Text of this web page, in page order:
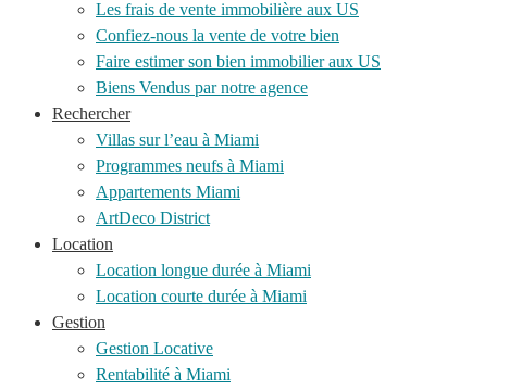
Les frais de vente immobilière aux US
Confiez-nous la vente de votre bien
Faire estimer son bien immobilier aux US
Biens Vendus par notre agence
Rechercher
Villas sur l’eau à Miami
Programmes neufs à Miami
Appartements Miami
ArtDeco District
Location
Location longue durée à Miami
Location courte durée à Miami
Gestion
Gestion Locative
Rentabilité à Miami